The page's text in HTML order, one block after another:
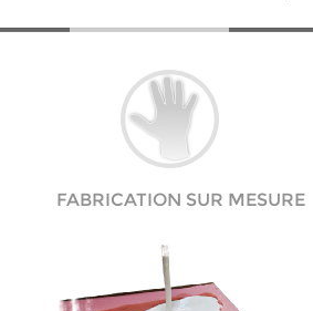
FABRICATION SUR MESURE